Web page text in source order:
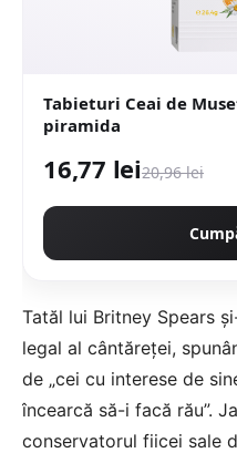
Tabieturi Ceai de
piramida
16,77 lei20,96 lei
Tatăl lui Britney Spears
legal al cântăreței,
de „cei cu interese de
încearcă să-i facă rău”.
conservatorul fiicei sale